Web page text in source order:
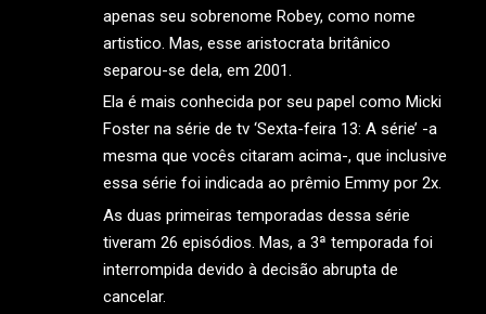
apenas seu sobrenome Robey, como nome
artistico. Mas, esse aristocrata britânico
separou-se dela, em 2001.
Ela é mais conhecida por seu papel como Micki
Foster na série de tv ‘Sexta-feira 13: A série’ -a
mesma que vocês citaram acima-, que inclusive
essa série foi indicada ao prêmio Emmy por 2x.
As duas primeiras temporadas dessa série
tiveram 26 episódios. Mas, a 3ª temporada foi
interrompida devido à decisão abrupta de
cancelar.